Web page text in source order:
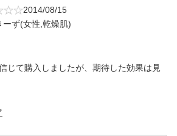
2014/08/15
ーず(女性,乾燥肌)
じて購入しましたが、期待した効果は見